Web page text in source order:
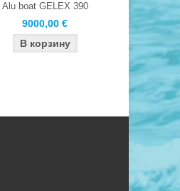
Alu boat GELEX 390
9000,00 €